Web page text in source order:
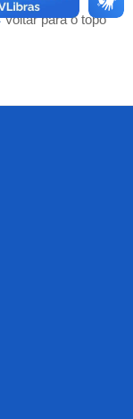
Voltar para o topo